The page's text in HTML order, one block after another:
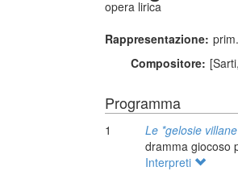
opera lirica
Rappresentazione:
Compositore:
Programma
1
Le *gelosie villane
dramma giocoso
Interpreti